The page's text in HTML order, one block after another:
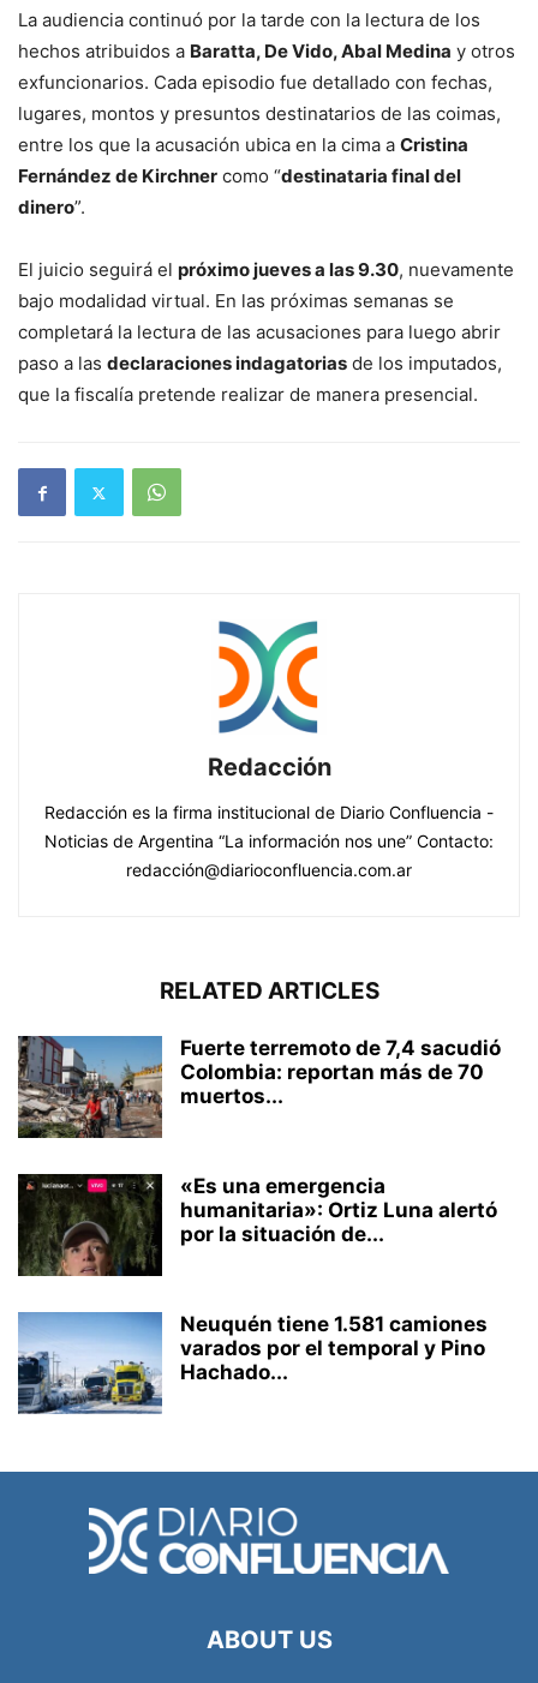
La audiencia continuó por la tarde con la lectura de los
hechos atribuidos a Baratta, De Vido, Abal Medina y otros
exfuncionarios. Cada episodio fue detallado con fechas,
lugares, montos y presuntos destinatarios de las coimas,
entre los que la acusación ubica en la cima a Cristina
Fernández de Kirchner como “destinataria final del
dinero”.
El juicio seguirá el próximo jueves a las 9.30, nuevamente
bajo modalidad virtual. En las próximas semanas se
completará la lectura de las acusaciones para luego abrir
paso a las declaraciones indagatorias de los imputados,
que la fiscalía pretende realizar de manera presencial.
Redacción
Redacción es la firma institucional de Diario Confluencia -
Noticias de Argentina “La información nos une” Contacto:
redacción@diarioconfluencia.com.ar
RELATED ARTICLES
Fuerte terremoto de 7,4 sacudió
Colombia: reportan más de 70
muertos...
«Es una emergencia
humanitaria»: Ortiz Luna alertó
por la situación de...
Neuquén tiene 1.581 camiones
varados por el temporal y Pino
Hachado...
ABOUT US